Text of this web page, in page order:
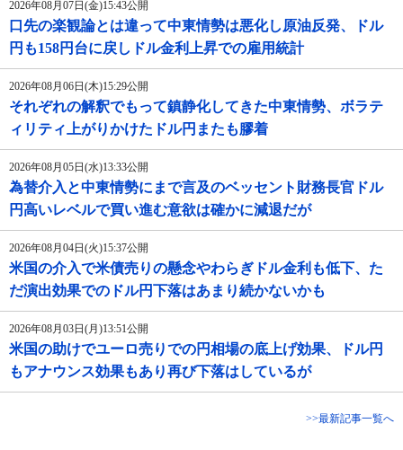
2026年08月07日(金)15:43公開
口先の楽観論とは違って中東情勢は悪化し原油反発、ドル
円も158円台に戻しドル金利上昇での雇用統計
2026年08月06日(木)15:29公開
それぞれの解釈でもって鎮静化してきた中東情勢、ボラテ
ィリティ上がりかけたドル円またも膠着
2026年08月05日(水)13:33公開
為替介入と中東情勢にまで言及のベッセント財務長官ドル
円高いレベルで買い進む意欲は確かに減退だが
2026年08月04日(火)15:37公開
米国の介入で米債売りの懸念やわらぎドル金利も低下、た
だ演出効果でのドル円下落はあまり続かないかも
2026年08月03日(月)13:51公開
米国の助けでユーロ売りでの円相場の底上げ効果、ドル円
もアナウンス効果もあり再び下落はしているが
>>最新記事一覧へ